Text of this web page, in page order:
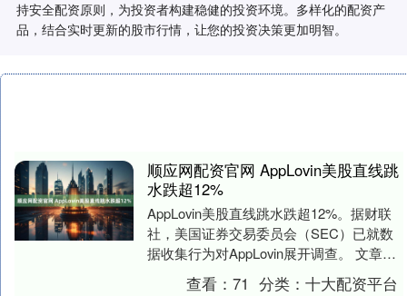
持安全配资原则，为投资者构建稳健的投资环境。多样化的配资产
品，结合实时更新的股市行情，让您的投资决策更加明智。
顺应网配资官网 AppLovin美股直线跳
水跌超12%
AppLovin美股直线跳水跌超12%。据财联
社，美国证券交易委员会（SEC）已就数
据收集行为对AppLovin展开调查。 文章来
源：东方财富Choice数据 ....
查看：71 分类：十大配资平台